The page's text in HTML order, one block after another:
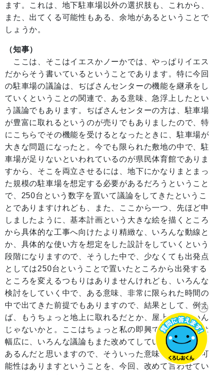
ます。これは、地下駐車場以外の選択肢も、これから、
また、出てくる可能性もある、余地があるということで
しょうか。
（知事）
ここは、そこはイエスかノーかでは、やっぱりイエス
だからそう書いているということであります。特に今回
の駐車場の議論は、ぢばさんセンターの機能を継承をし
ていくということの関連で、ある意味、急浮上したとい
う議論でもあります。ぢばさんセンターの方は、駐車場
が豊富に取れるというのが売りでもありましたので、特
にこちらでその機能を受けるとなったときに、駐車場が
大きな問題になったと。今でも限られた敷地の中で、駐
車場が足りないといわれているのが県民体育館でありま
すから、そこを両立させるには、地下にかなりまとまっ
た規模の駐車場を想定する必要があるだろうということ
で、250台という数字を置いて議論をしてきたというこ
とでありますけれども、また、ここから一つ、先ほど申
しましたように、基本計画という大きな絵を描くところ
から具体的な工事へ向けたより精緻な、いろんな動線と
か、具体的な使い方を想定をした設計をしていくという
段階になりますので、そうした中で、少なくても出発点
としては250台ということで置いたところから出発する
ところを変えるつもりはありませんけれども、いろんな
検討をしていく中で、ある意味、非常に限られた時間の
中で出てきた前提でもありますので、結果として、例え
ば、もうちょっと地上に取れるだとか、屋上でもいいん
じゃないかと。ここはちょっと私の即興ですが、これは
幅広に、いろんな議論もまた改めてしていただく機会も
あるんだと思いますので、そういった意味での変更の可
能性はありますということを、今回、改めて言わせてい